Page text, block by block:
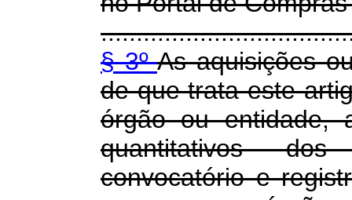
§ 3ºAs aquisições
de que trata este
órgão ou entidade,
quantitativos
convocatório e